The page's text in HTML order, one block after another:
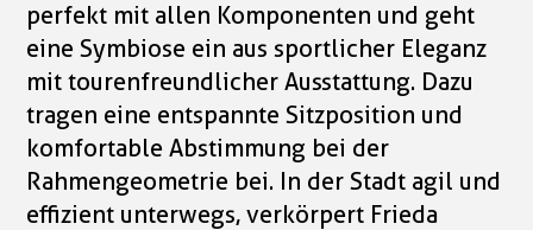
perfekt mit allen Komponenten und geht
eine Symbiose ein aus sportlicher Eleganz
mit tourenfreundlicher Ausstattung. Dazu
tragen eine entspannte Sitzposition und
komfortable Abstimmung bei der
Rahmengeometrie bei. In der Stadt agil und
effizient unterwegs, verkörpert Frieda